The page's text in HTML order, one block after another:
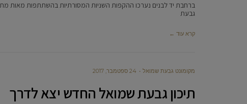
ברחבת יד לבנים נערכו ההקפות השניות המסורתיות בהשתתפות מאות
גבעת
קרא עוד ←
מקומונט גבעת שמואל 24 ספטמבר, 2017
תיכון גבעת שמואל החדש יצא לדרך